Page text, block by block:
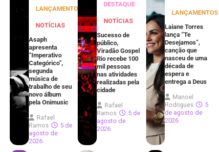
LANÇAMENTOS
NOTÍCIAS
Asaph
apresenta
“Imperativo
Categórico”,
segunda
música de
trabalho de seu
novo álbum
pela Onimusic
Rafael
Ramos
5 de
agosto de
2026
DESTAQUE
NOTÍCIAS
Sucesso de
público,
Viradão Gospel
Rio recebe 100
mil pessoas
nas atividades
realizadas pela
cidade
Rafael
Ramos
5 de
agosto de
2026
LANÇAMENTOS
Laiane Torres
lança “Te
Desejamos”,
canção que
nasceu de uma
década de
espera e
entrega a Deus
Manoel
Rodrigues
5
de agosto de
2026